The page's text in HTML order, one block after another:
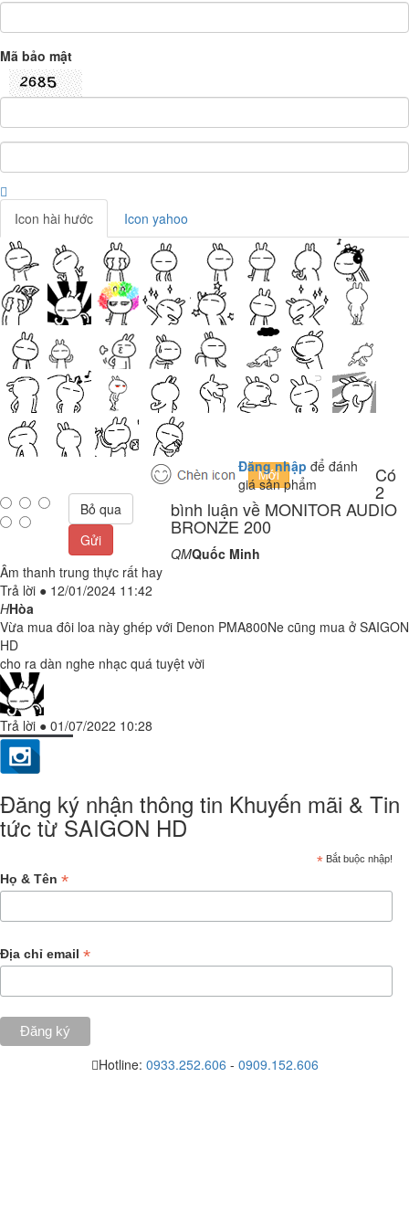
Mã bảo mật
Icon hài hước Icon yahoo
Đăng nhập để đánh
giá sản phẩm
Bỏ qua
Gửi
Có
2
bình luận về MONITOR AUDIO
BRONZE 200
QMQuốc Minh
Âm thanh trung thực rất hay
Trả lời ● 12/01/2024 11:42
HHòa
Vừa mua đôi loa này ghép với Denon PMA800Ne cũng mua ở SAIGON
HD
cho ra dàn nghe nhạc quá tuyệt vời
Trả lời ● 01/07/2022 10:28
Đăng ký nhận thông tin Khuyến mãi & Tin
tức từ SAIGON HD
* Bắt buộc nhập!
Họ & Tên *
Địa chỉ email *
Hotline: 0933.252.606 - 0909.152.606